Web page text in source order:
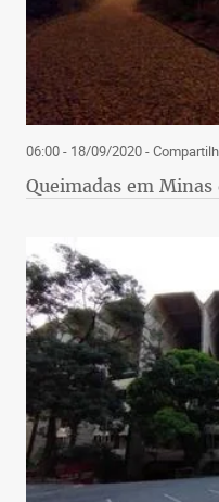
06:00 - 18/09/2020-
Queimadas em